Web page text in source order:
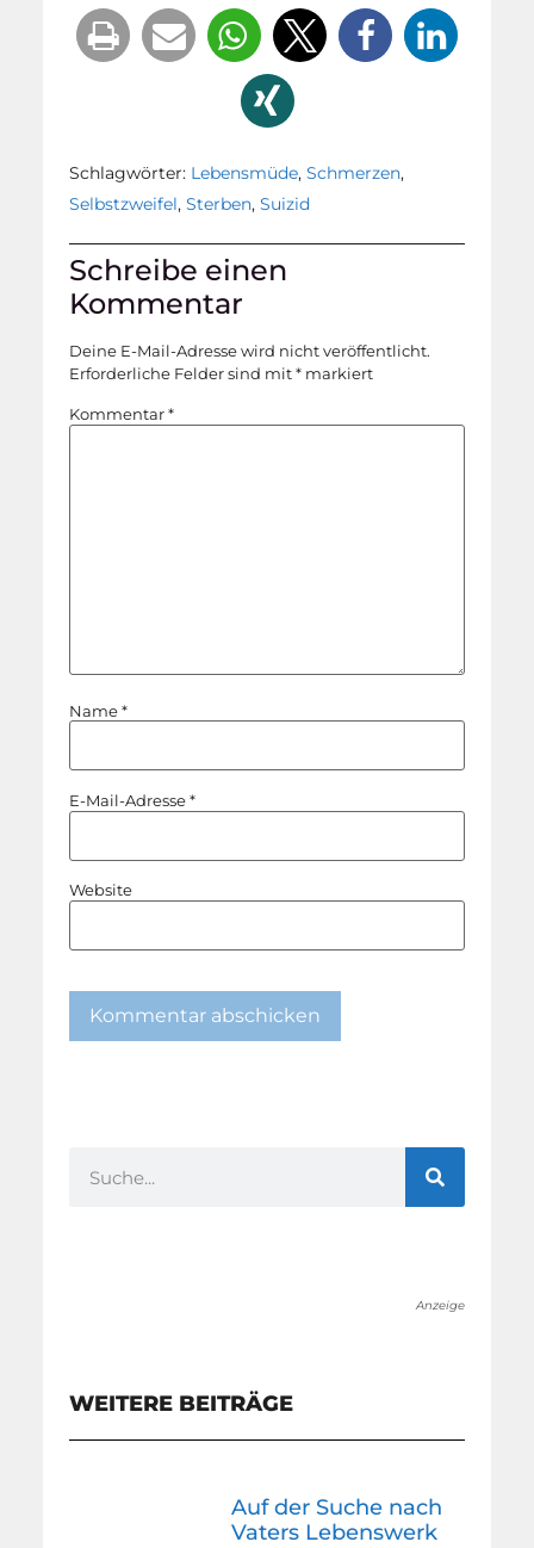
Schlagwörter: Lebensmüde,Schmerzen,
Selbstzweifel,Sterben,Suizid
Schreibe einen
Kommentar
Deine E-Mail-Adresse wird nicht veröffentlicht.
Erforderliche Felder sind mit* markiert
Kommentar*
Name*
E-Mail-Adresse*
Website
Anzeige
WEITERE BEITRÄGE
Auf der Suche nach
Vaters Lebenswerk